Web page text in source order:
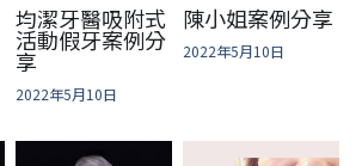
均潔牙醫吸附式
活動假牙案例分
享
2022年5月10日
陳小姐案例分享
2022年5月10日